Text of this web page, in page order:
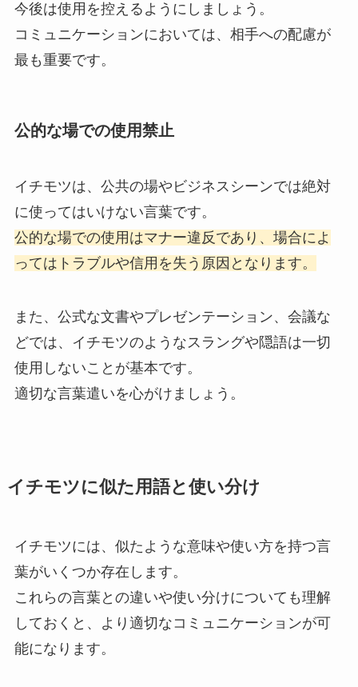
今後は使用を控えるようにしましょう。
コミュニケーションにおいては、相手への配慮が
最も重要です。
公的な場での使用禁止
イチモツは、公共の場やビジネスシーンでは絶対
に使ってはいけない言葉です。
公的な場での使用はマナー違反であり、場合によ
ってはトラブルや信用を失う原因となります。
また、公式な文書やプレゼンテーション、会議な
どでは、イチモツのようなスラングや隠語は一切
使用しないことが基本です。
適切な言葉遣いを心がけましょう。
イチモツに似た用語と使い分け
イチモツには、似たような意味や使い方を持つ言
葉がいくつか存在します。
これらの言葉との違いや使い分けについても理解
しておくと、より適切なコミュニケーションが可
能になります。